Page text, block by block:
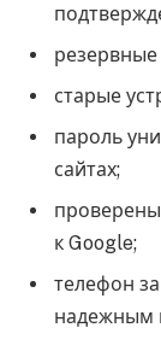
старые
пароль
сайтах;
к Google;
телефон
надежным